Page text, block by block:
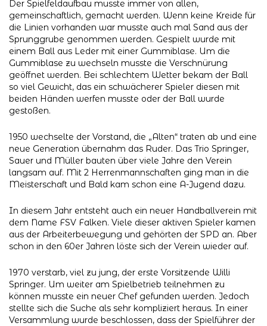
Der Spielfeldaufbau musste immer von allen,
gemeinschaftlich, gemacht werden. Wenn keine Kreide für
die Linien vorhanden war musste auch mal Sand aus der
Sprunggrube genommen werden. Gespielt wurde mit
einem Ball aus Leder mit einer Gummiblase. Um die
Gummiblase zu wechseln musste die Verschnürung
geöffnet werden. Bei schlechtem Wetter bekam der Ball
so viel Gewicht, das ein schwächerer Spieler diesen mit
beiden Händen werfen musste oder der Ball wurde
gestoßen.
1950 wechselte der Vorstand, die „Alten“ traten ab und eine
neue Generation übernahm das Ruder. Das Trio Springer,
Sauer und Müller bauten über viele Jahre den Verein
langsam auf. Mit 2 Herrenmannschaften ging man in die
Meisterschaft und Bald kam schon eine A-Jugend dazu.
In diesem Jahr entsteht auch ein neuer Handballverein mit
dem Name FSV Falken. Viele dieser aktiven Spieler kamen
aus der Arbeiterbewegung und gehörten der SPD an. Aber
schon in den 60er Jahren löste sich der Verein wieder auf.
1970 verstarb, viel zu jung, der erste Vorsitzende Willi
Springer. Um weiter am Spielbetrieb teilnehmen zu
können musste ein neuer Chef gefunden werden. Jedoch
stellte sich die Suche als sehr kompliziert heraus. In einer
Versammlung wurde beschlossen, dass der Spielführer der